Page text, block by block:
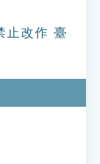
止改作 臺